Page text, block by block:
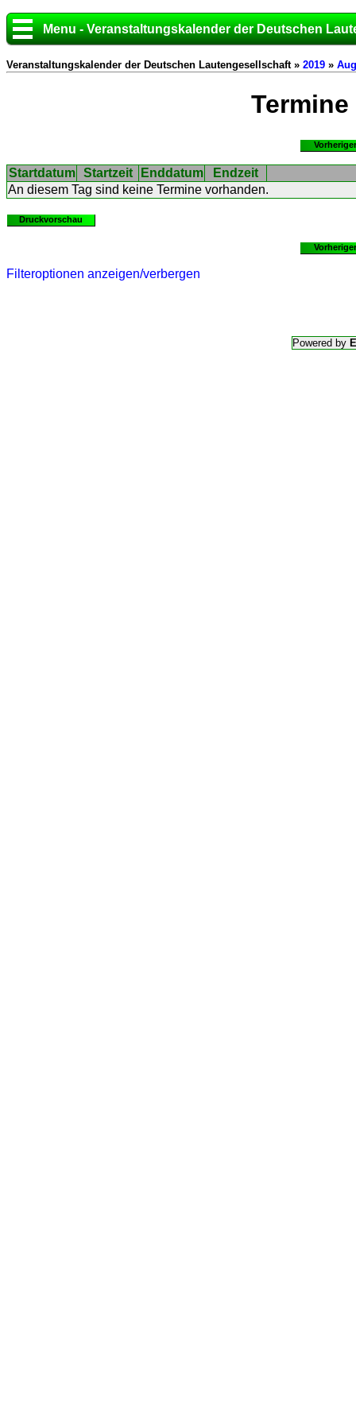
Menu - Veranstaltungskalender der Deutschen
Veranstaltungskalender der Deutschen Lautengesellschaft » 2019 »
Termine
Startdatum Startzeit Enddatum
Endzeit
An diesem Tag sind keine Termine vorhanden.
Druckvorschau
Filteroptionen anzeigen/verbergen
Powered by